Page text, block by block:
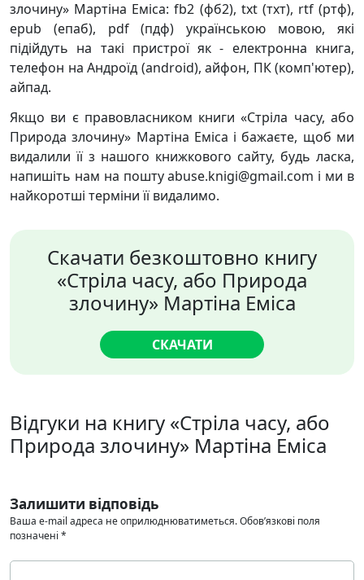
злочину» Мартіна Еміса: fb2 (фб2), txt (тхт), rtf (ртф),
epub (епаб), pdf (пдф) українською мовою, які
підійдуть на такі пристрої як - електронна книга,
телефон на Андроїд (android), айфон, ПК (комп'ютер),
айпад.
Якщо ви є правовласником книги «Стріла часу, або
Природа злочину» Мартіна Еміса і бажаєте, щоб ми
видалили її з нашого книжкового сайту, будь ласка,
напишіть нам на пошту abuse.knigi@gmail.com і ми в
найкоротші терміни її видалимо.
Скачати безкоштовно книгу
«Стріла часу, або Природа
злочину» Мартіна Еміса
СКАЧАТИ
Відгуки на книгу «Стріла часу, або
Природа злочину» Мартіна Еміса
Залишити відповідь
Ваша e-mail адреса не оприлюднюватиметься.Обов’язкові поля
позначені *